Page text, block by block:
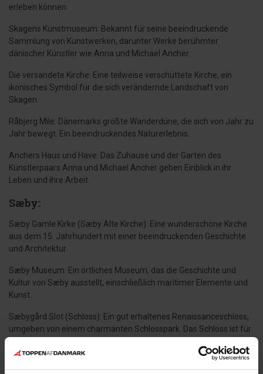
erleben können.
Skagens Kunstmuseum: Bekannt für seine beeindruckende
Sammlung von Kunstwerken, darunter Werke berühmter
dänischer Künstler wie Anna und Michael Ancher.
Die versandete Kirche: Eine teilweise verschüttete Kirche, ein
ikonisches Symbol für die sich verändernde Landschaft von
Skagen.
Råbjerg Mile: Dänemarks größte Wanderdüne, die sich von Jahr zu
Jahr bewegt. Ein beeindruckendes Naturerlebnis.
Anchers Haus und Have: Das Zuhause und der Garten des
Künstlerpaars Anna und Michael Ancher geben Einblick in ihr
Leben und ihre Arbeit.
Sæby:
Sæby Gamle Kirke (Sæby Alte Kirche): Eine wunderschöne Kirche
aus dem 15. Jahrhundert mit einer beeindruckenden Geschichte
und Architektur.
Sæby Museum: Ein örtliches Museum, das die Geschichte und
Kultur von Sæby ausstellt, einschließlich maritimer Elemente und
Kunst.
Sæbygård Slot (Schloss): Ein gut erhaltenes Renaissanceschloss,
umgeben von einem charmanten Schlosspark. Das Schloss ist für